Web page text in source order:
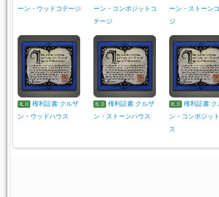
ーン・ウッドコテージ
ーン・コンポジットコ
テージ
ーン・ストーン
ジ
IL.0
権利証書:クルザ
ン・ウッドハウス
IL.0
権利証書:クルザ
ン・ストーンハウス
IL.0
権利証書:ク
ン・コンポジッ
ス